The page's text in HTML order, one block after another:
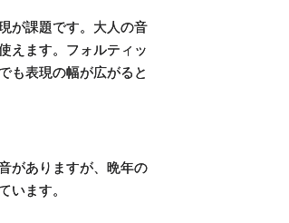
が課題です。大人の音
えます。フォルティッ
も表現の幅が広がると
がありますが、晩年の
います。